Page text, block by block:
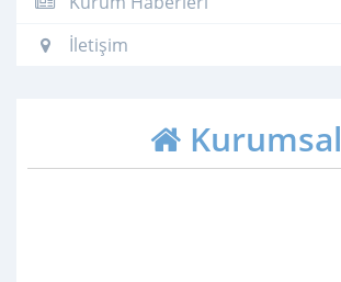
İletişim
Kurumsal